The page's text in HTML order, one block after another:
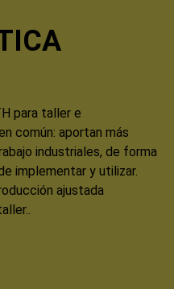
para taller e
común: aportan más
industriales, de forma
implementar y utilizar.
ajustada